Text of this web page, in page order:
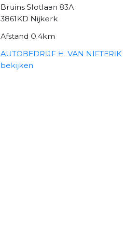
Bruins Slotlaan 83A
3861KD Nijkerk
Afstand 0.4km
AUTOBEDRIJF H. VAN NIFTERIK
bekijken